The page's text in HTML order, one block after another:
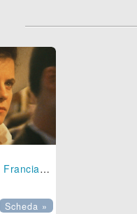
Francia-
Scheda »